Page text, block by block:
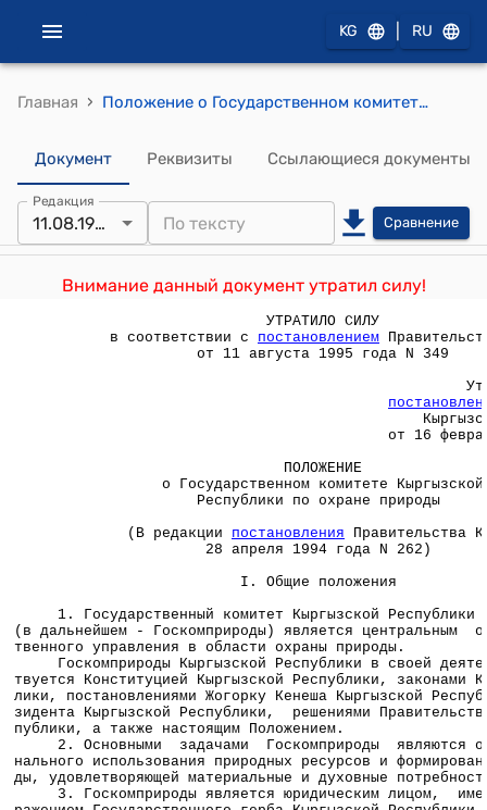
KG RU
Главная › Положение о Государственном комитете Кыргызской Республики по охране природы (Утверждено постановлением Правительства Кыргызской Республики от 16 февраля 1994 года N 71)
Документ Реквизиты Ссылающиеся документы
Редакция
11.08.1995 Сравнение
Внимание данный документ утратил силу!